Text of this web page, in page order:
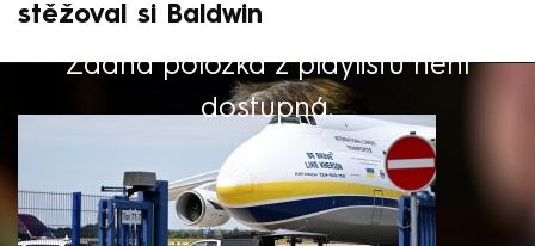
stěžoval si Baldwin
Žádná položka z playlistu není
dostupná.
Výběr redakce